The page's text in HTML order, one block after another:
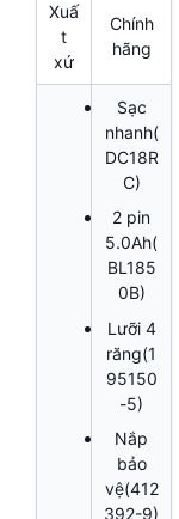
Xuấ
t
xứ
Chính
hãng
Sạc
nhanh(
DC18R
C)
2 pin
5.0Ah(
BL185
0B)
Lưỡi 4
răng(1
95150
-5)
Nắp
bảo
vệ(412
392-9)